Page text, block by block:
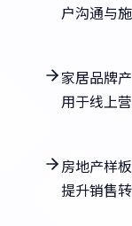
户沟通与
家居品牌
用于线上
房地产样
提升销售